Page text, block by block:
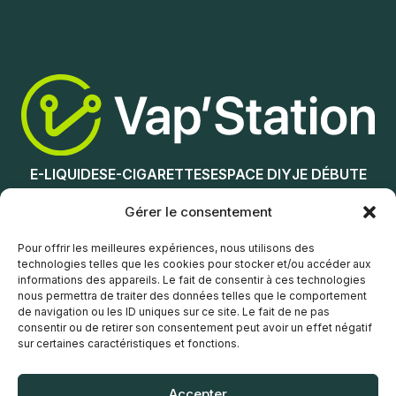
Gérer le consentement
Pour offrir les meilleures expériences, nous utilisons des
technologies telles que les cookies pour stocker et/ou accéder aux
informations des appareils. Le fait de consentir à ces technologies
nous permettra de traiter des données telles que le comportement
de navigation ou les ID uniques sur ce site. Le fait de ne pas
consentir ou de retirer son consentement peut avoir un effet négatif
sur certaines caractéristiques et fonctions.
Ajouter au panier
E-LIQUIDESE-CIGARETTESESPACE DIYJE DÉBUTE
NOS MAGASINS
Service client